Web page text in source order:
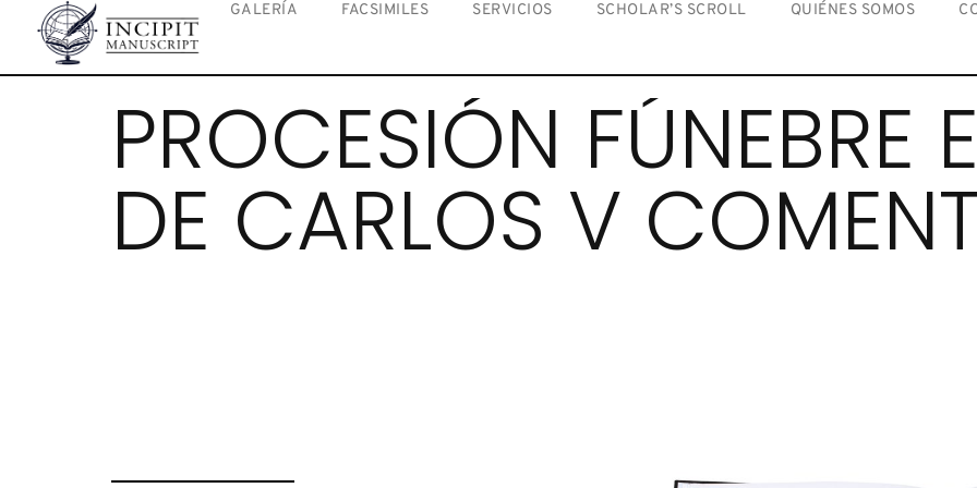
GALERÍA FACSIMILES SERVICIOS SCHOLAR’S SCROLL QUIÉNES SOMOS
PROCESIÓN FÚNEBRE
DE CARLOS V